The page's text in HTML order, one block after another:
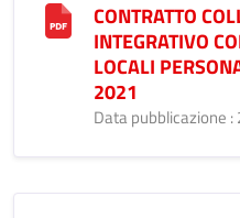
CONTRATTO
INTEGRATIVO
LOCALI
2021
Data pubblicazione